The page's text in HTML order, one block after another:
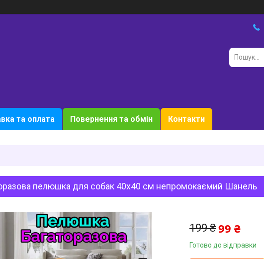
та оплата Повернення та обмін Контакти
пелюшка для собак 40х40 см непромокаємий Шанель
199 ₴ 99 ₴
Готово до відправки